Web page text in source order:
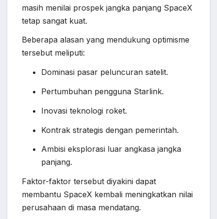
masih menilai prospek jangka panjang SpaceX
tetap sangat kuat.
Beberapa alasan yang mendukung optimisme
tersebut meliputi:
Dominasi pasar peluncuran satelit.
Pertumbuhan pengguna Starlink.
Inovasi teknologi roket.
Kontrak strategis dengan pemerintah.
Ambisi eksplorasi luar angkasa jangka
panjang.
Faktor-faktor tersebut diyakini dapat
membantu SpaceX kembali meningkatkan nilai
perusahaan di masa mendatang.